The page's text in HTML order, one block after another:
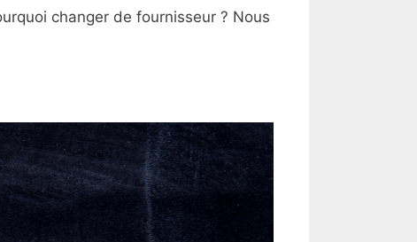
changer de fournisseur ? Nous